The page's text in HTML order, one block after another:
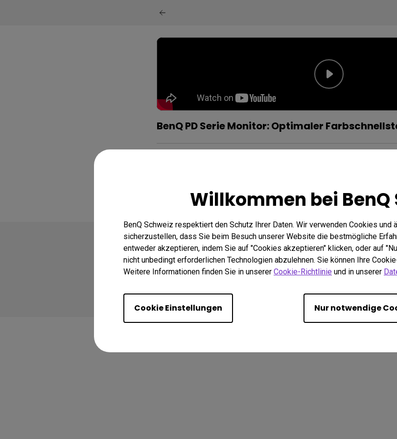
Willkommen bei BenQ
BenQ Schweiz respektiert den Schutz Ihrer Daten. Wir verwenden Cookies und
sicherzustellen, dass Sie beim Besuch unserer Website die bestmögliche
entweder akzeptieren, indem Sie auf "Cookies akzeptieren" klicken, oder auf
nicht unbedingt erforderlichen Technologien abzulehnen. Sie können Ihre
Weitere Informationen finden Sie in unserer Cookie-Richtlinie und in unserer
Cookie Einstellungen Nur notwendige
BenQ PD Serie Monitor: Optimaler
Copyright © 2024 BenQ. All rights reserved.
Impressum Datenschutz Import-/Exportkonformität